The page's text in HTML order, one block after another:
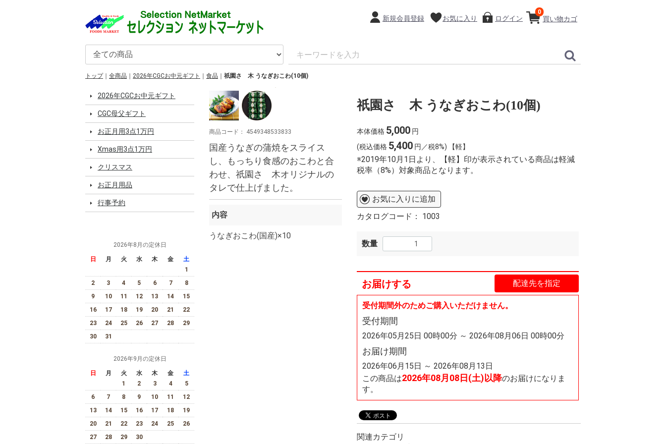
買い物カゴ
0
新規会員登録 お気に入り ログイン
トップ 全商品 2026年CGCお中元ギフト 食品 祇園さゝ木 うなぎおこわ(10個)
2026年CGCお中元ギフト
CGC母父ギフト
お正月用3点1万円
Xmas用3点1万円
クリスマス
お正月用品
行事予約
2026年8月の定休日
日 月 火 水 木 金
土
1
2
3 4 5 6 7
8
9
10 11 12 13 14
15
16
17 18 19 20 21
22
23
24 25 26 27 28
29
30
31
2026年9月の定休日
日 月 火 水 木 金
土
1
2 3 4
5
6
7 8 9 10 11
12
13
14 15 16 17 18
19
20
21 22 23 24 25
26
27
28 29 30
祇園さゝ木 うなぎおこわ(10個)
本体価格 5,000円
(税込価格 5,400円／税8%) 【軽】
※2019年10月1日より、【軽】印が表示されている商品は軽減
税率（8%）対象商品となります。
お気に入りに追加
カタログコード： 1003
数量
お届けする 配達先を指定
受付期間外のためご購入いただけません。
受付期間
2026年05月25日 00時00分 ～ 2026年08月06日 00時00分
お届け期間
2026年06月15日 ～ 2026年08月13日
この商品は2026年08月08日(土)以降のお届けになりま
す。
商品コード： 4549348533833
国産うなぎの蒲焼をスライス
し、もっちり食感のおこわと合
わせ、祇園さゝ木オリジナルの
タレで仕上げました。
内容
うなぎおこわ(国産)×10
関連カテゴリ